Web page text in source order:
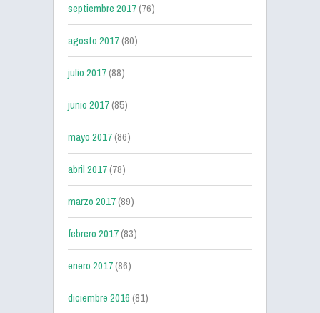
septiembre 2017(76)
agosto 2017(80)
julio 2017(88)
junio 2017(85)
mayo 2017(86)
abril 2017(78)
marzo 2017(89)
febrero 2017(83)
enero 2017(86)
diciembre 2016(81)